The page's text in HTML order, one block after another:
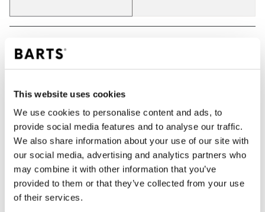
This website uses cookies
We use cookies to personalise content and ads, to
provide social media features and to analyse our traffic.
We also share information about your use of our site with
our social media, advertising and analytics partners who
may combine it with other information that you’ve
provided to them or that they’ve collected from your use
of their services.
Bestellingen die op werkdagen vóór 12:00 uur
worden geplaatst, worden dezelfde dag verzonden
Gratis verzending voor orders boven € 50,- binnen
NL
Binnen 30 dagen retourneren